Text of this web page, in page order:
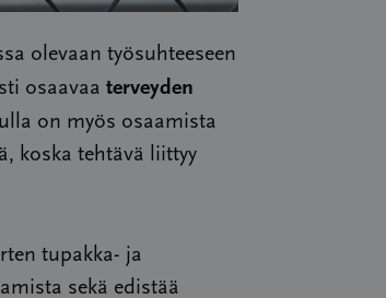
olevaan työsuhteeseen
osaavaa terveyden
on myös osaamista
koska tehtävä liittyy
tupakka- ja
sekä edistää